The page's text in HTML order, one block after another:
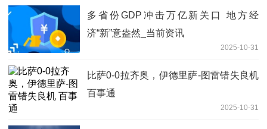
多省份GDP冲击万亿新关口 地方经
济“新”意盎然_当前资讯
2025-10-31
比萨0-0拉齐奥，伊德里萨-图雷错失良机
百事通
2025-10-31